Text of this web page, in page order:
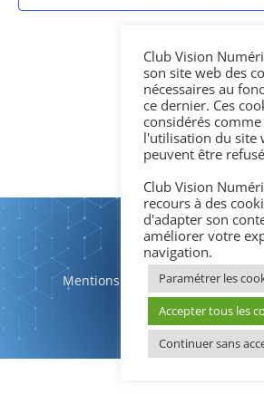
Mentions légales|Politique de
Club Vision
son site web des
nécessaires au
ce dernier. Ces
considérés comme
l'utilisation du site
peuvent être
Club Vision
recours à des
d'adapter son
améliorer votre
navigation.
Paramétrer les
Accepter tous les
Continuer sans